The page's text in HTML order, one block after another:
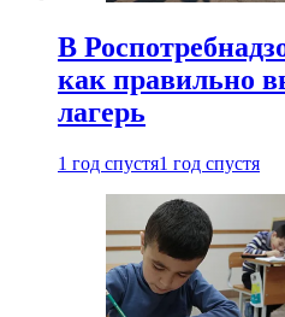
В
как правильно
лагерь
1 год спустя1 год спустя